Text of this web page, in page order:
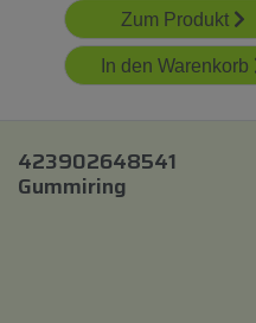
Zum Produkt
In den Warenkorb
423902648541
Gummiring